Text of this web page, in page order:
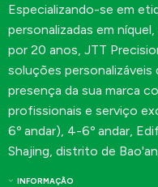
Especializando-se em
personalizadas em
por 20 anos, JTT
soluções personalizáveis
presença da sua marca
profissionais e serviço
6º andar), 4-6º andar,
Shajing, distrito de
INFORMAÇÃO